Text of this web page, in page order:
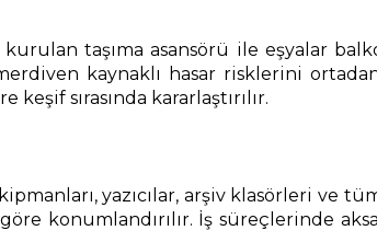
taşıma asansörü ile eşyalar
kaynaklı hasar risklerini
sırasında kararlaştırılır.
yazıcılar, arşiv klasörleri ve
konumlandırılır. İş süreçlerinde